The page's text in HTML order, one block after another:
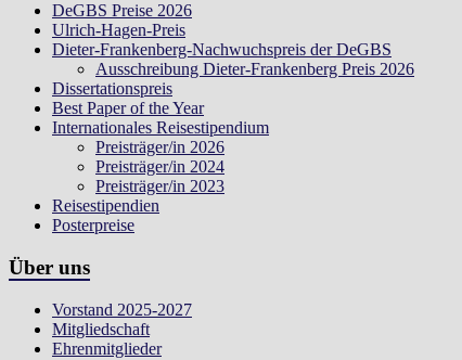
DeGBS Preise 2026
Ulrich-Hagen-Preis
Dieter-Frankenberg-Nachwuchspreis der DeGBS
Ausschreibung Dieter-Frankenberg Preis 2026
Dissertationspreis
Best Paper of the Year
Internationales Reisestipendium
Preisträger/in 2026
Preisträger/in 2024
Preisträger/in 2023
Reisestipendien
Posterpreise
Über uns
Vorstand 2025-2027
Mitgliedschaft
Ehrenmitglieder